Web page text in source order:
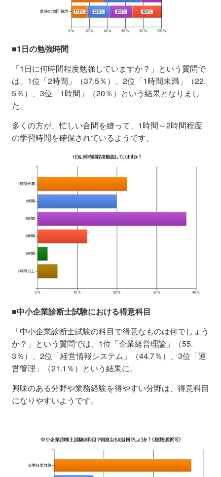
■1日の勉強時間
「1日に何時間程度勉強していますか？」という質問で
は、1位「2時間」（37.5％）、2位「1時間未満」（22.
5％）、3位「1時間」（20％）という結果となりまし
た。
多くの方が、忙しい合間を縫って、1時間～2時間程度
の学習時間を確保されているようです。
■中小企業診断士試験における得意科目
「中小企業診断士試験の科目で得意なものは何でしょう
か？」という質問では、1位「企業経営理論」（55.
3％）、2位「経営情報システム」（44.7％）、3位「運
営管理」（21.1％）という結果に。
興味のある分野や業務経験を得やすい分野は、得意科目
になりやすいようです。